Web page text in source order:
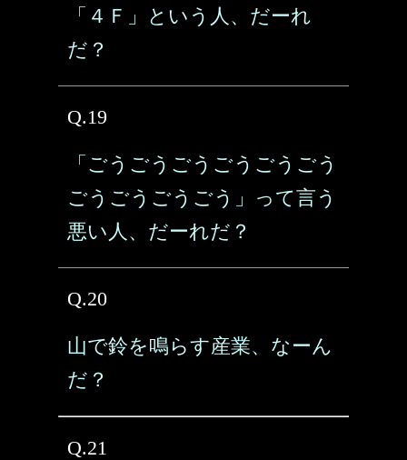
「４Ｆ」という人、だーれ
だ？
Q.19
「ごうごうごうごうごうごう
ごうごうごうごう」って言う
悪い人、だーれだ？
Q.20
山で鈴を鳴らす産業、なーん
だ？
Q.21